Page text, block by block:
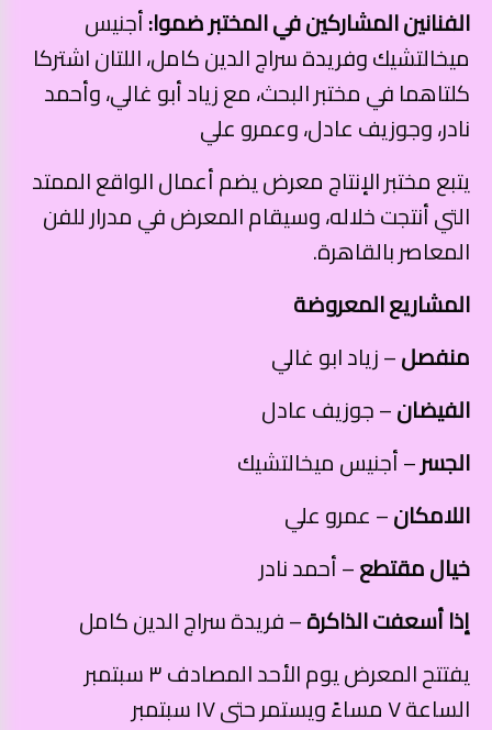
الفنانين المشاركين في المختبر ضموا:أجنيس
ميخالتشيك وفريدة سراج الدين كامل، اللتان اشتركا
كلتاهما في مختبر البحث، مع زياد أبو غالي، وأحمد
نادر، وجوزيف عادل، وعمرو علي
يتبع مختبر الإنتاج معرض يضم أعمال الواقع الممتد
التي أنتجت خلاله، وسيقام المعرض في مدرار للفن
المعاصر بالقاهرة.
المشاريع المعروضة
منفصل– زياد ابو غالي
الفيضان– جوزيف عادل
الجسر– أجنيس ميخالتشيك
اللامكان– عمرو علي
خيال مقتطع– أحمد نادر
إذا أسعفت الذاكرة– فريدة سراج الدين كامل
يفتتح المعرض يوم الأحد المصادف ٣ سبتمبر
الساعة ٧ مساءً ويستمر حتى ١٧ سبتمبر